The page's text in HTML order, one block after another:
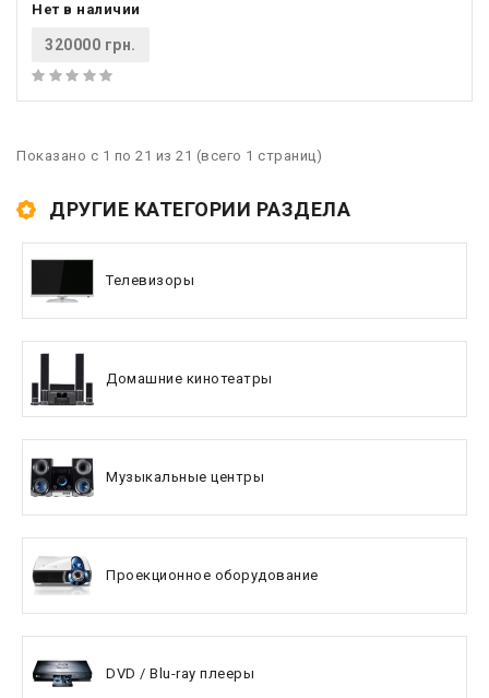
Нет в наличии
320000 грн.
Показано с 1 по 21 из 21 (всего 1 страниц)
ДРУГИЕ КАТЕГОРИИ РАЗДЕЛА
Телевизоры
Домашние кинотеатры
Музыкальные центры
Проекционное оборудование
DVD / Blu-ray плееры